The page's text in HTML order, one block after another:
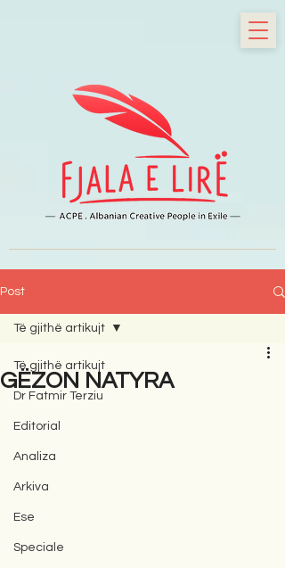
Post
Të gjithë artikujt
Dr Fatmir Terziu
Editorial
Analiza
Arkiva
Ese
Speciale
Të gjithë artikujt
GËZON NATYRA